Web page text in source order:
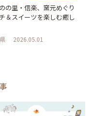
の里・信楽、窯元めぐり
＆スイーツを楽しむ癒し
2026.05.01